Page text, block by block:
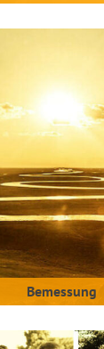
Bemessung